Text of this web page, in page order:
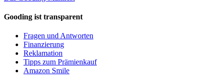
Gooding ist transparent
Fragen und Antworten
Finanzierung
Reklamation
Tipps zum Prämienkauf
Amazon Smile